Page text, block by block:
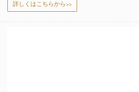
詳しくはこちらから>>